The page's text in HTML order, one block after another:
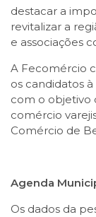
destacar a
revitalizar a
e associações
A Fecomércio
os candidatos
com o objetivo
comércio
Comércio de
Agenda
Os dados da